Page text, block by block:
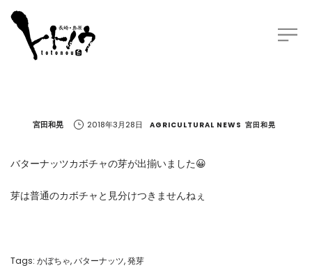
by
宮田和晃 2018年3月28日 AGRICULTURAL NEWS 宮田和晃
バターナッツカボチャの芽が出揃いました😀
芽は普通のカボチャと見分けつきませんねぇ
Tags: かぼちゃ,バターナッツ,発芽